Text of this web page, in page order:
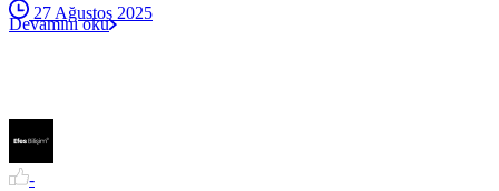
27 Ağustos 2025
Devamını oku
-